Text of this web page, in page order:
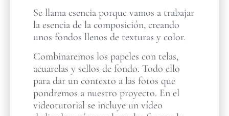
Se llama esencia porque vamos a trabajar
la esencia de la composición, creando
unos fondos llenos de texturas y color.
Combinaremos los papeles con telas,
acuarelas y sellos de fondo. Todo ello
para dar un contexto a las fotos que
pondremos a nuestro proyecto. En el
videotutorial se incluye un vídeo